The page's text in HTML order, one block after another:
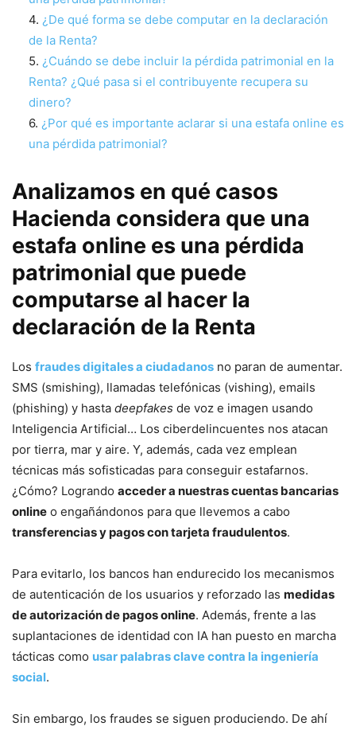
¿De qué forma se debe computar en la declaración
de la Renta?
¿Cuándo se debe incluir la pérdida patrimonial en la
Renta? ¿Qué pasa si el contribuyente recupera su
dinero?
¿Por qué es importante aclarar si una estafa online es
una pérdida patrimonial?
Analizamos en qué casos
Hacienda considera que una
estafa online es una pérdida
patrimonial que puede
computarse al hacer la
declaración de la Renta
Los fraudes digitales a ciudadanos no paran de aumentar.
SMS (smishing), llamadas telefónicas (vishing), emails
(phishing) y hasta deepfakes de voz e imagen usando
Inteligencia Artificial… Los ciberdelincuentes nos atacan
por tierra, mar y aire. Y, además, cada vez emplean
técnicas más sofisticadas para conseguir estafarnos.
¿Cómo? Logrando acceder a nuestras cuentas bancarias
online o engañándonos para que llevemos a cabo
transferencias y pagos con tarjeta fraudulentos.
Para evitarlo, los bancos han endurecido los mecanismos
de autenticación de los usuarios y reforzado las medidas
de autorización de pagos online. Además, frente a las
suplantaciones de identidad con IA han puesto en marcha
tácticas como usar palabras clave contra la ingeniería
social.
Sin embargo, los fraudes se siguen produciendo. De ahí